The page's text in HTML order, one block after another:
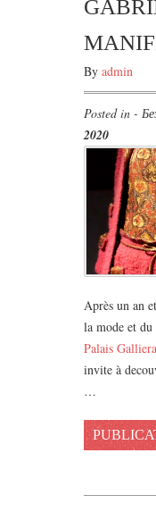
By admin
Posted in -
2020
Après un an
la mode et
Palais Galliera
invite à
…